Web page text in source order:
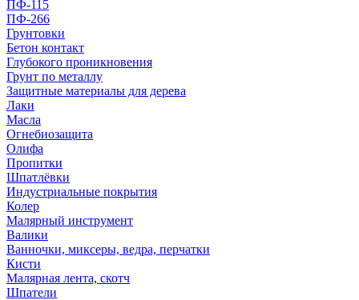
ПФ-115
ПФ-266
Грунтовки
Бетон контакт
Глубокого проникновения
Грунт по металлу
Защитные материалы для дерева
Лаки
Масла
Огнебиозащита
Олифа
Пропитки
Шпатлёвки
Индустриальные покрытия
Колер
Малярный инструмент
Валики
Ванночки, миксеры, ведра, перчатки
Кисти
Малярная лента, скотч
Шпатели